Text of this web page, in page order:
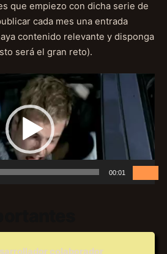
que empiezo con dicha serie de
cada mes una entrada
contenido relevante y disponga
será el gran reto).
00:01
colaborador